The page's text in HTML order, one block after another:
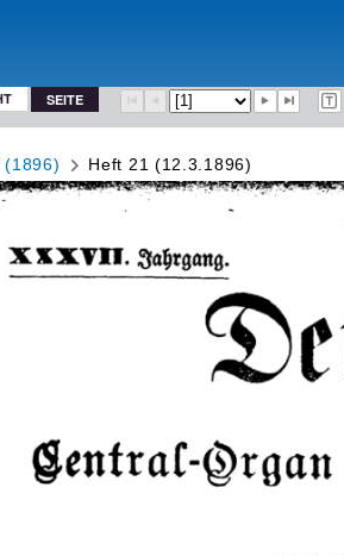
SEITE
(1896) Heft 21 (12.3.1896)